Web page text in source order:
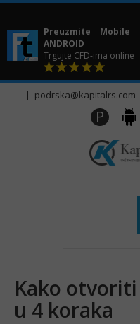
Skip
content
Preuzmite
ANDROID
Trgujte CFD-ima online
| podrska@kapitalrs.com
P Android
Kako
u 4 koraka